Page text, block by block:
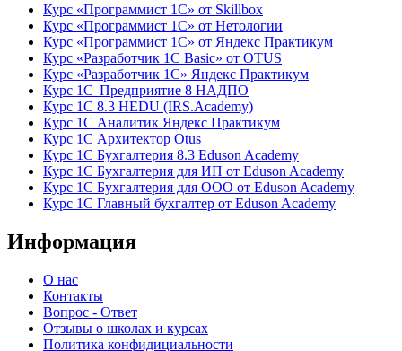
Курс «Программист 1С» от Skillbox
Курс «Программист 1С» от Нетологии
Курс «Программист 1С» от Яндекс Практикум
Курс «Разработчик 1С Basic» от OTUS
Курс «Разработчик 1С» Яндекс Практикум
Курс 1С Предприятие 8 НАДПО
Курс 1С 8.3 HEDU (IRS.Academy)
Курс 1С Аналитик Яндекс Практикум
Курс 1С Архитектор Otus
Курс 1С Бухгалтерия 8.3 Eduson Academy
Курс 1С Бухгалтерия для ИП от Eduson Academy
Курс 1С Бухгалтерия для ООО от Eduson Academy
Курс 1С Главный бухгалтер от Eduson Academy
Информация
О нас
Контакты
Вопрос - Ответ
Отзывы о школах и курсах
Политика конфидициальности